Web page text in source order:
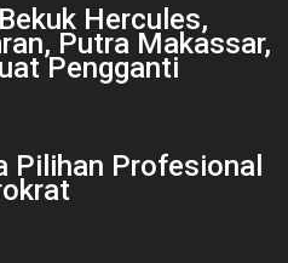
Hercules,
Putra Makassar,
Pengganti
Pilihan Profesional